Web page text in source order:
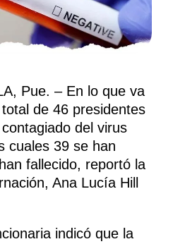
Pue. – En lo que va
de 46 presidentes
del virus
cuales 39 se han
fallecido, reportó la
Ana Lucía Hill
indicó que la